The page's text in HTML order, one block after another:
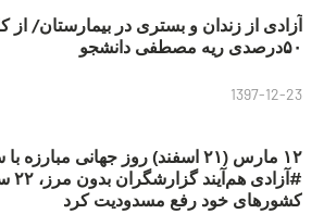
آزادی از زندان و بستری در بیمارستان/ از
۵۰درصدی ریه مصطفی دانشجو
1397-12-23
۱۲ مارس (۲۱ اسفند) روز جهانی
کشورهای خود رفع مسدودیت کرد